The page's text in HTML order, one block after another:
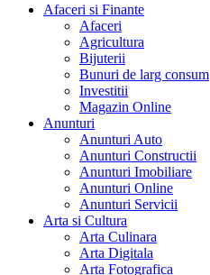
Afaceri si Finante
Afaceri
Agricultura
Bijuterii
Bunuri de larg consum
Investitii
Magazin Online
Anunturi
Anunturi Auto
Anunturi Constructii
Anunturi Imobiliare
Anunturi Online
Anunturi Servicii
Arta si Cultura
Arta Culinara
Arta Digitala
Arta Fotografica